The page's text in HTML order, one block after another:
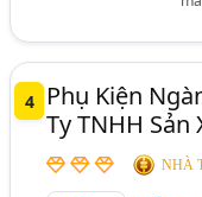
4
Phụ Kiện
Ty TNHH Sản
NHÀ